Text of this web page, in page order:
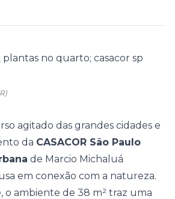
agitado das grandes cidades e
da CASACOR São Paulo
de Marcio Michaluá
em conexão com a natureza.
o ambiente de 38 m² traz uma